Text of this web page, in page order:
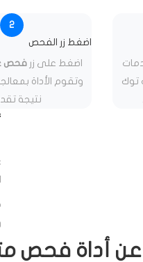
2
اضغط زر الفحص
اضغط على زرفحص
وتقوم الأداة
نتيجة
توك
عن أداة فحص